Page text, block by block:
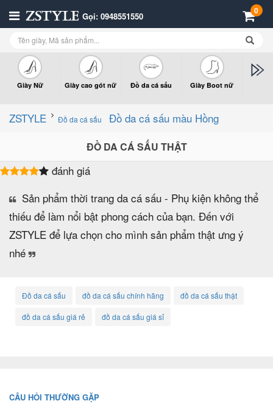
Gọi: 0948551550 0
Giày Nữ Giày cao gót nữ Đồ da cá sấu Giày Boot nữ
ZSTYLE Đồ da cá sấu Đồ da cá sấu màu Hồng
ĐỒ DA CÁ SẤU THẬT
đánh giá
Sản phẩm thời trang da cá sấu - Phụ kiện không thể
thiếu để làm nổi bật phong cách của bạn. Đến với
ZSTYLE để lựa chọn cho mình sản phẩm thật ưng ý
nhé
Đồ da cá sấu đồ da cá sấu chính hãng đồ da cá sấu thật
đồ da cá sấu giá rẻ đồ da cá sấu giá sỉ
CÂU HỎI THƯỜNG GẶP